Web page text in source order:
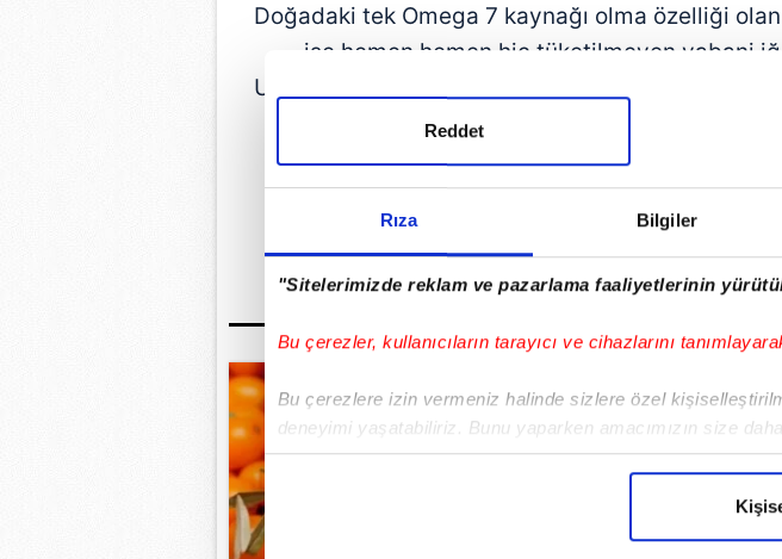
Rıza Bilgiler
"Sitelerimizde reklam ve pazarlama faaliyetlerinin
Bu çerezler, kullanıcıların tarayıcı ve cihazlarını
Bu çerezlere izin vermeniz halinde sizlere özel
deneyimi yaşatabiliriz. Bunu yaparken amacımızın size
içerikleri sunabilmek adına elimizden gelen çabayı
Her halükârda, kullanıcılar, bu çerezlere izin vermedikleri
Reddet
Doğadaki tek Omega 7 kaynağı olma özelliği
ise hemen hemen hiç tüketilmeyen yabani
Uzakdoğu ülkeleri olmak üzere, asırlardır egzama,
farklı yanık türleri, dermatit, yara ve
tedavi edilmesinde, çok yararlıdır.
GÜNÜN EN ÖNEMLİ MANŞETLERİ İÇİN